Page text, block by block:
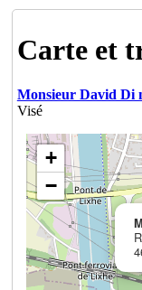
Carte et
Monsieur David Di
Visé
+
−